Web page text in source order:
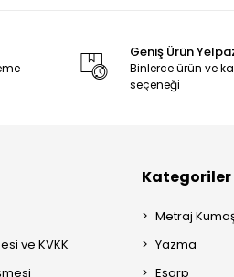
Geniş Ürün
Binlerce ürün ve
seçeneği
ve KVKK
Kategoriler
Metraj
Yazma
Eşarp